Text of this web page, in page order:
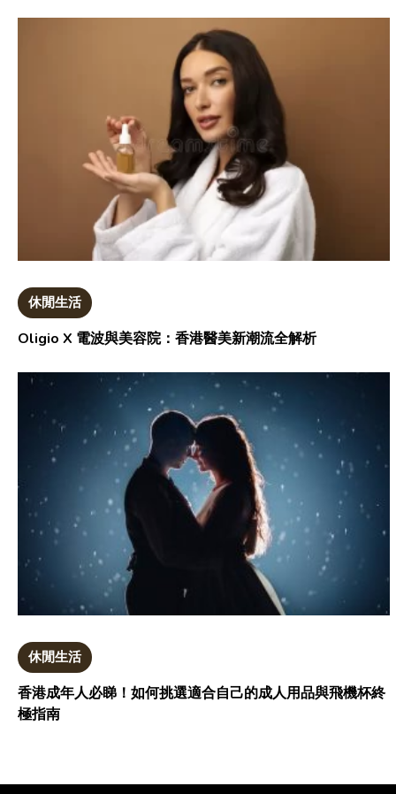
休閒生活
Oligio X 電波與美容院：香港醫美新潮流全解析
休閒生活
香港成年人必睇！如何挑選適合自己的成人用品與飛機杯終
極指南